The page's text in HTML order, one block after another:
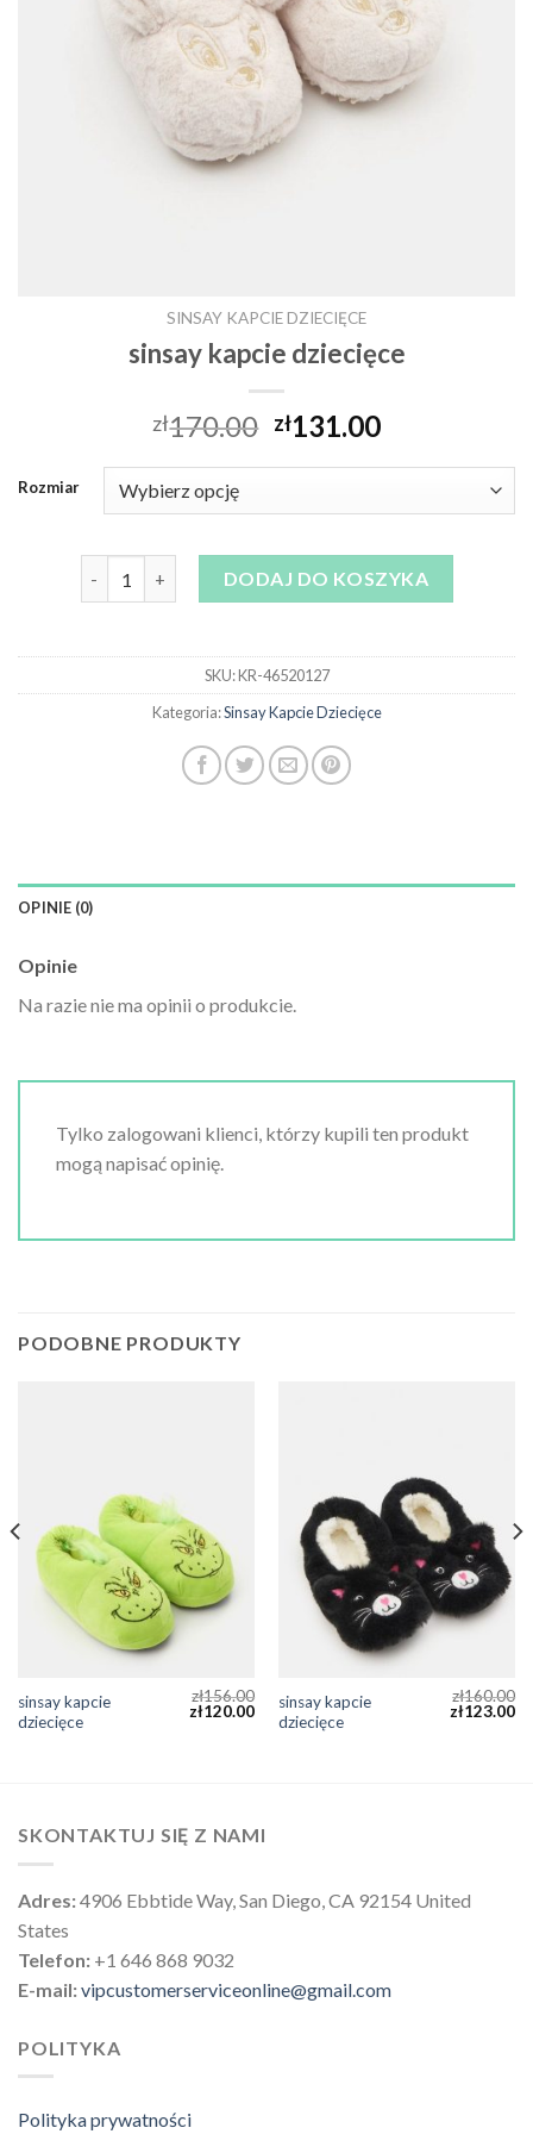
SINSAY KAPCIE DZIECIĘCE
sinsay kapcie dziecięce
zł170.00 zł131.00
Rozmiar
DODAJ DO KOSZYKA
SKU:KR-46520127
Kategoria:Sinsay Kapcie Dziecięce
OPINIE (0)
Opinie
Na razie nie ma opinii o produkcie.
Tylko zalogowani klienci, którzy kupili ten produkt
mogą napisać opinię.
PODOBNE PRODUKTY
sinsay kapcie
dziecięce
zł156.00
zł120.00
sinsay kapcie
dziecięce
zł160.00
zł123.00
SKONTAKTUJ SIĘ Z NAMI
Adres:4906 Ebbtide Way, San Diego, CA 92154 United
States
Telefon: +1 646 868 9032
E-mail:vipcustomerserviceonline@gmail.com
POLITYKA
Polityka prywatności